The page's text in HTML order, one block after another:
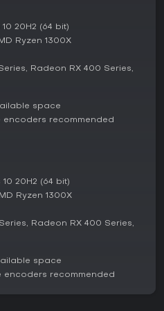
previsualización para
de ir en directo, con ajustes
una visión general de hasta
rápidas con un clic. Estos
con hotkeys para
de audio y ajustes
pro sin gastar un euro.
sin lag y herramientas
opciones de pago.
mejoras constantes, y
alaban su fiabilidad. Incluye
y un panel de ajustes
20H2 (64 bit)
Ryzen 1300X
Radeon RX 400 Series,
space
encoders recommended
20H2 (64 bit)
Ryzen 1300X
Radeon RX 400 Series,
space
encoders recommended